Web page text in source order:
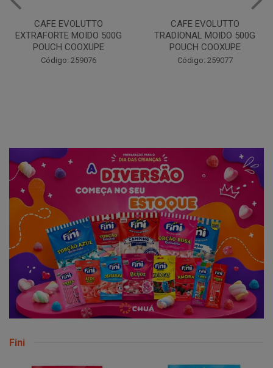
CAFE EVOLUTTO
EXTRAFORTE MOIDO 500G
POUCH COOXUPE
Código: 259076
CAFE EVOLUTTO
TRADIONAL MOIDO 500G
POUCH COOXUPE
Código: 259077
Fini